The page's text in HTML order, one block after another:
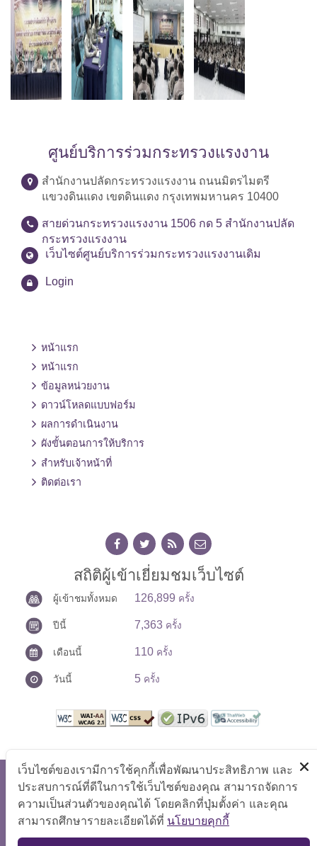
ศูนย์บริการร่วมกระทรวงแรงงาน
สำนักงานปลัดกระทรวงแรงงาน ถนนมิตรไมตรี
แขวงดินแดง เขตดินแดง กรุงเทพมหานคร 10400
สายด่วนกระทรวงแรงงาน 1506 กด 5 สำนักงานปลัด
กระทรวงแรงงาน
เว็บไซต์ศูนย์บริการร่วมกระทรวงแรงงานเดิม
Login
หน้าแรก
หน้าแรก
ข้อมูลหน่วยงาน
ดาวน์โหลดแบบฟอร์ม
ผลการดำเนินงาน
ผังขั้นตอนการให้บริการ
สำหรับเจ้าหน้าที่
ติดต่อเรา
สถิติผู้เข้าเยี่ยมชมเว็บไซต์
ผู้เข้าชมทั้งหมด 126,899 ครั้ง
ปีนี้ 7,363 ครั้ง
เดือนนี้ 110 ครั้ง
วันนี้ 5 ครั้ง
สงวนลิขสิทธิ์ © 2569 ศูนย์บริการร่วมกระทรวงแรงงาน
แสดงผลได้ดีที่ขนาดหน้าจอ 1024x768 pixel
แผนผังเว็บไซต์| คำถามที่พบบ่อย| นโยบายเว็บไซต์
TOP
เว็บไซต์ของเรามีการใช้คุกกี้เพื่อพัฒนาประสิทธิภาพ และ
ประสบการณ์ที่ดีในการใช้เว็บไซต์ของคุณ สามารถจัดการ
ความเป็นส่วนตัวของคุณได้ โดยคลิกที่ปุ่มตั้งค่า และคุณ
สามารถศึกษารายละเอียดได้ที่ นโยบายคุกกี้